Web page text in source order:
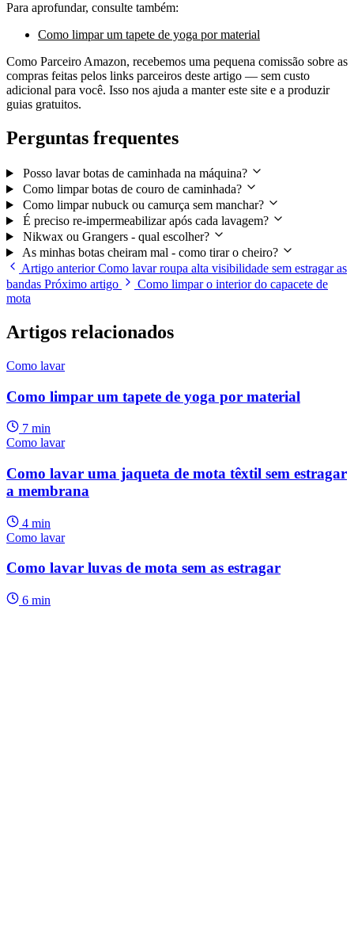
Para aprofundar, consulte também:
Como limpar um tapete de yoga por material
Como Parceiro Amazon, recebemos uma pequena comissão sobre as
compras feitas pelos links parceiros deste artigo — sem custo
adicional para você. Isso nos ajuda a manter este site e a produzir
guias gratuitos.
Perguntas frequentes
Posso lavar botas de caminhada na máquina?
Como limpar botas de couro de caminhada?
Como limpar nubuck ou camurça sem manchar?
É preciso re-impermeabilizar após cada lavagem?
Nikwax ou Grangers - qual escolher?
As minhas botas cheiram mal - como tirar o cheiro?
Artigo anteriorComo lavar roupa alta visibilidade sem estragar as
bandas Próximo artigo
Como limpar o interior do capacete de
mota
Artigos relacionados
Como lavar
Como limpar um tapete de yoga por material
7 min
Como lavar
Como lavar uma jaqueta de mota têxtil sem estragar
a membrana
4 min
Como lavar
Como lavar luvas de mota sem as estragar
6 min